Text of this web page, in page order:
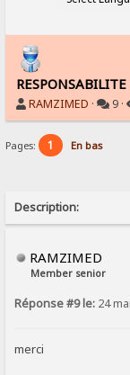
RAMZIMED · 9 ·
Pages: 1 En bas
Description:
RAMZIMED
Member senior
Réponse #9 le: 24
merci